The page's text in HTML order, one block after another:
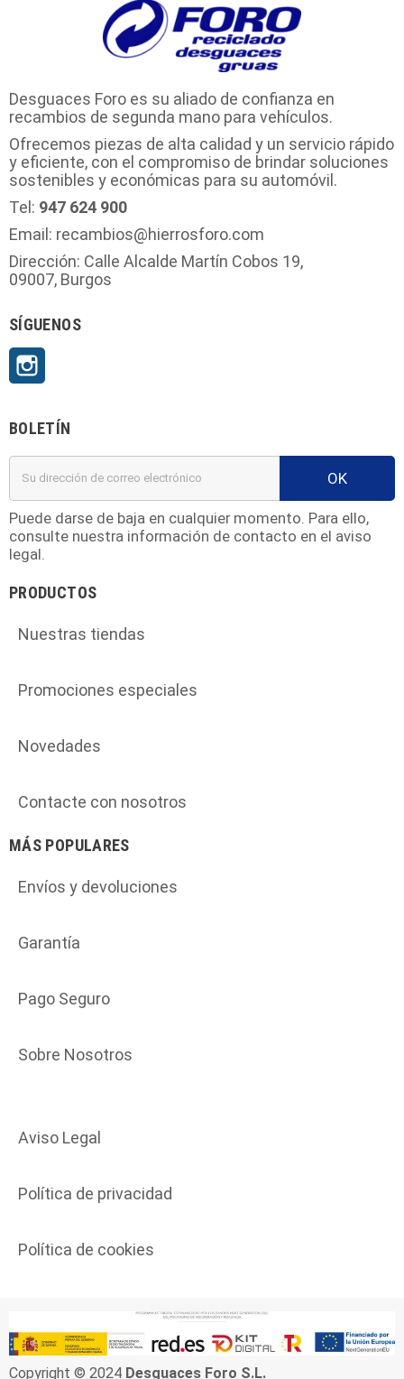
Desguaces Foro es su aliado de confianza en
recambios de segunda mano para vehículos.
Ofrecemos piezas de alta calidad y un servicio rápido
y eficiente, con el compromiso de brindar soluciones
sostenibles y económicas para su automóvil.
Tel: 947 624 900
Email: recambios@hierrosforo.com
Dirección: Calle Alcalde Martín Cobos 19,
09007, Burgos
SÍGUENOS
BOLETÍN
OK
Puede darse de baja en cualquier momento. Para ello,
consulte nuestra información de contacto en el aviso
legal.
PRODUCTOS
Nuestras tiendas
Promociones especiales
Novedades
Contacte con nosotros
MÁS POPULARES
Envíos y devoluciones
Garantía
Pago Seguro
Sobre Nosotros
Aviso Legal
Política de privacidad
Política de cookies
Copyright © 2024 Desguaces Foro S.L.